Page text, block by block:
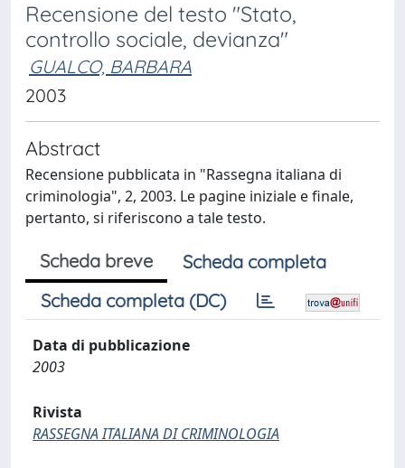
Recensione del testo "Stato,
controllo sociale, devianza"
GUALCO, BARBARA
2003
Abstract
Recensione pubblicata in "Rassegna italiana di
criminologia", 2, 2003. Le pagine iniziale e finale,
pertanto, si riferiscono a tale testo.
Scheda breve
Scheda completa
Scheda completa (DC)
Data di pubblicazione
2003
Rivista
RASSEGNA ITALIANA DI CRIMINOLOGIA